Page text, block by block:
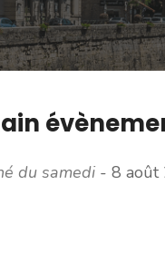
du samedi - 8 août